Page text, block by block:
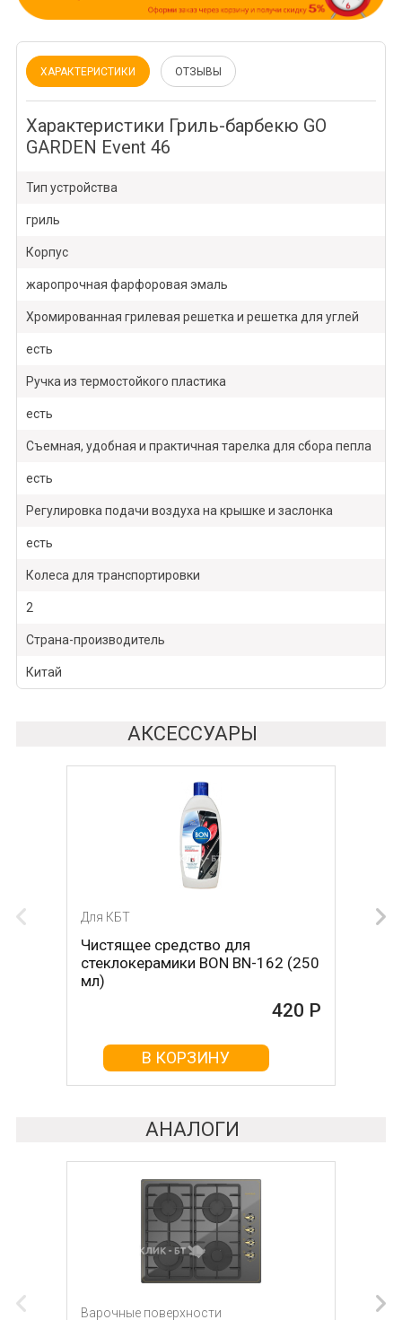
ХАРАКТЕРИСТИКИ ОТЗЫВЫ
Характеристики Гриль-барбекю GO
GARDEN Event 46
Тип устройства
гриль
Корпус
жаропрочная фарфоровая эмаль
Хромированная грилевая решетка и решетка для углей
есть
Ручка из термостойкого пластика
есть
Съемная, удобная и практичная тарелка для сбора пепла
есть
Регулировка подачи воздуха на крышке и заслонка
есть
Колеса для транспортировки
2
Страна-производитель
Китай
АКСЕССУАРЫ
Для КБТ
Чистящее средство для
стеклокерамики BON BN-162 (250
мл)
420 Р
В КОРЗИНУ
АНАЛОГИ
Варочные поверхности